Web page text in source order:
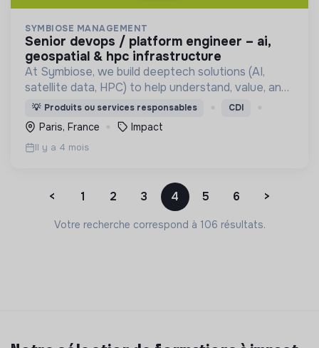
SYMBIOSE MANAGEMENT
senior devops / platform engineer – ai,
geospatial & hpc infrastructure
At Symbiose, we build deeptech solutions (AI,
satellite data, HPC) to help understand, value, and
protect forests, enabling better decisions for
climate resilience and sustainable management 🌳
🛰️
💡 Produits ou services responsables CDI
Paris, France Impact
Il y a 4 mois
< 1 2 3 4 5 6 >
Votre recherche correspond à 106 résultats.